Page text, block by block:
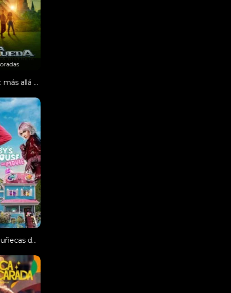
La Búsqueda: más allá de la historia
La casa de muñecas de Gabby: La película